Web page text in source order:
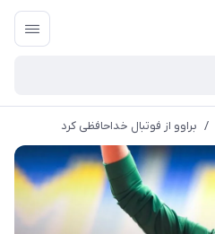
/ براوو از فوتبال خداحافظی کرد